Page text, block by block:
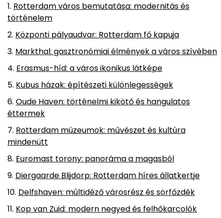
Rotterdam város bemutatása: modernitás és
történelem
Központi pályaudvar: Rotterdam fő kapuja
Markthal: gasztronómiai élmények a város szívében
Erasmus-híd: a város ikonikus látképe
Kubus házak: építészeti különlegességek
Oude Haven: történelmi kikötő és hangulatos
éttermek
Rotterdam múzeumok: művészet és kultúra
mindenütt
Euromast torony: panoráma a magasból
Diergaarde Blijdorp: Rotterdam híres állatkertje
Delfshaven: múltidéző városrész és sörfőzdék
Kop van Zuid: modern negyed és felhőkarcolók